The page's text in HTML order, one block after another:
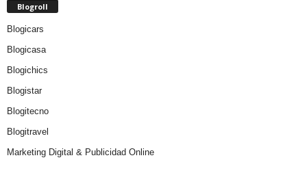
Blogroll
Blogicars
Blogicasa
Blogichics
Blogistar
Blogitecno
Blogitravel
Marketing Digital & Publicidad Online